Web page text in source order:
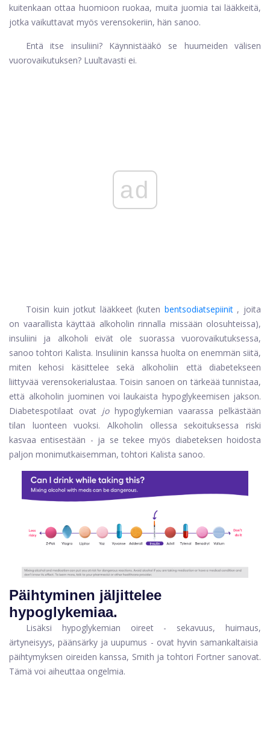
kuitenkaan ottaa huomioon ruokaa, muita juomia tai lääkkeitä,
jotka vaikuttavat myös verensokeriin, hän sanoo.
Entä itse insuliini? Käynnistääkö se huumeiden välisen
vuorovaikutuksen? Luultavasti ei.
ad
Toisin kuin jotkut lääkkeet (kuten bentsodiatsepiinit , joita
on vaarallista käyttää alkoholin rinnalla missään olosuhteissa),
insuliini ja alkoholi eivät ole suorassa vuorovaikutuksessa,
sanoo tohtori Kalista. Insuliinin kanssa huolta on enemmän siitä,
miten kehosi käsittelee sekä alkoholiin että diabetekseen
liittyvää verensokerialustaa. Toisin sanoen on tärkeää tunnistaa,
että alkoholin juominen voi laukaista hypoglykeemisen jakson.
Diabetespotilaat ovat jo hypoglykemian vaarassa pelkästään
tilan luonteen vuoksi. Alkoholin ollessa sekoituksessa riski
kasvaa entisestään - ja se tekee myös diabeteksen hoidosta
paljon monimutkaisemman, tohtori Kalista sanoo.
Päihtyminen jäljittelee
hypoglykemiaa.
Lisäksi hypoglykemian oireet - sekavuus, huimaus,
ärtyneisyys, päänsärky ja uupumus - ovat hyvin samankaltaisia ​​
päihtymyksen oireiden kanssa, Smith ja tohtori Fortner sanovat.
Tämä voi aiheuttaa ongelmia.